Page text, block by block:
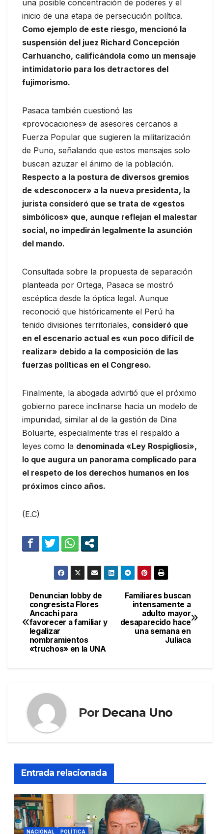
una posible concentración de poderes y el
inicio de una etapa de persecución política.
Como ejemplo de este riesgo, mencionó la
suspensión del juez Richard Concepción
Carhuancho, calificándola como un mensaje
intimidatorio para los detractores del
fujimorismo.
Pasaca también cuestionó las
«provocaciones» de asesores cercanos a
Fuerza Popular que sugieren la militarización
de Puno, señalando que estos mensajes solo
buscan azuzar el ánimo de la población.
Respecto a la postura de diversos gremios
de «desconocer» a la nueva presidenta, la
jurista consideró que se trata de «gestos
simbólicos» que, aunque reflejan el malestar
social, no impedirán legalmente la asunción
del mando.
Consultada sobre la propuesta de separación
planteada por Ortega, Pasaca se mostró
escéptica desde la óptica legal. Aunque
reconoció que históricamente el Perú ha
tenido divisiones territoriales, consideró que
en el escenario actual es «un poco difícil de
realizar» debido a la composición de las
fuerzas políticas en el Congreso.
Finalmente, la abogada advirtió que el próximo
gobierno parece inclinarse hacia un modelo de
impunidad, similar al de la gestión de Dina
Boluarte, especialmente tras el respaldo a
leyes como la denominada «Ley Rospigliosi»,
lo que augura un panorama complicado para
el respeto de los derechos humanos en los
próximos cinco años.
(E.C)
Navegación
de
entradas
Familiares buscan
intensamente a
adulto mayor
desaparecido hace
una semana en
Juliaca
Denuncian lobby de
congresista Flores
Ancachi para
favorecer a familiar y
legalizar
nombramientos
«truchos» en la UNA
Por Decana Uno
Entrada relacionada
NACIONAL POLÍTICA